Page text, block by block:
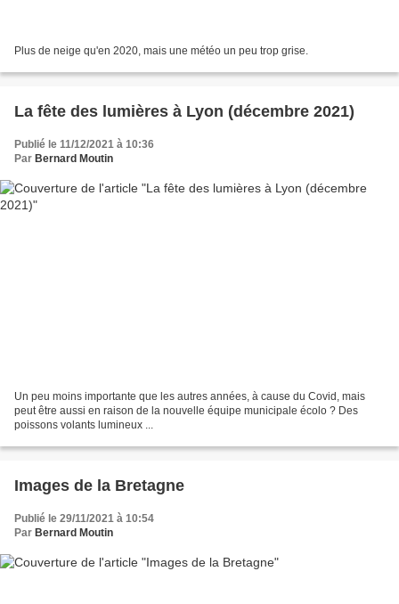
Plus de neige qu'en 2020, mais une météo un peu trop grise.
La fête des lumières à Lyon (décembre 2021)
Publié le 11/12/2021 à 10:36
Par Bernard Moutin
Un peu moins importante que les autres années, à cause du Covid, mais
peut être aussi en raison de la nouvelle équipe municipale écolo ? Des
poissons volants lumineux ...
Images de la Bretagne
Publié le 29/11/2021 à 10:54
Par Bernard Moutin